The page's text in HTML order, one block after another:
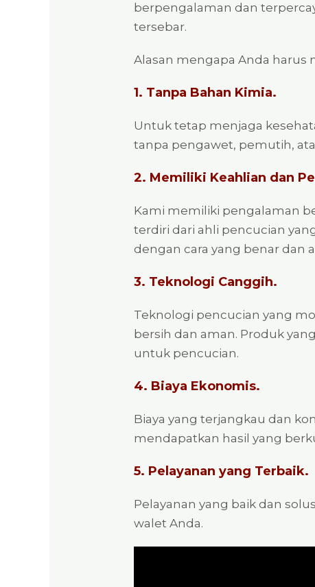
berpengalaman dan
tersebar.
Alasan mengapa Anda harus
1. Tanpa Bahan Kimia.
Untuk tetap menjaga
tanpa pengawet, pemutih,
2. Memiliki Keahlian dan
Kami memiliki pengalaman
terdiri dari ahli pencucian
dengan cara yang benar dan
3. Teknologi Canggih.
Teknologi pencucian yang
bersih dan aman. Produk
untuk pencucian.
4. Biaya Ekonomis.
Biaya yang terjangkau dan
mendapatkan hasil yang
5. Pelayanan yang Terbaik.
Pelayanan yang baik dan
walet Anda.